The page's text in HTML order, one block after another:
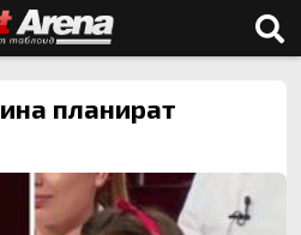
планират